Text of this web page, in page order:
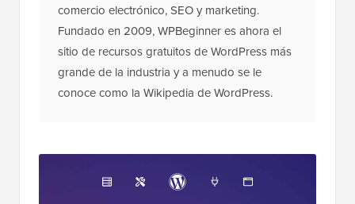
comercio electrónico, SEO y marketing.
Fundado en 2009, WPBeginner es ahora el
sitio de recursos gratuitos de WordPress más
grande de la industria y a menudo se le
conoce como la Wikipedia de WordPress.